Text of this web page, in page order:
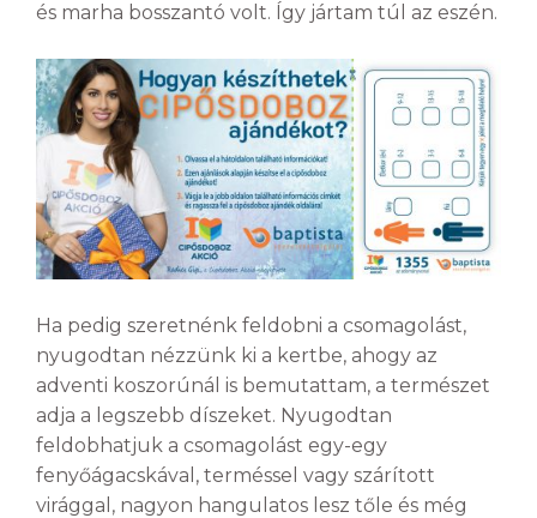
és marha bosszantó volt. Így jártam túl az eszén.
Ha pedig szeretnénk feldobni a csomagolást,
nyugodtan nézzünk ki a kertbe, ahogy az
adventi koszorúnál is bemutattam, a természet
adja a legszebb díszeket. Nyugodtan
feldobhatjuk a csomagolást egy-egy
fenyőágacskával, terméssel vagy szárított
virággal, nagyon hangulatos lesz tőle és még